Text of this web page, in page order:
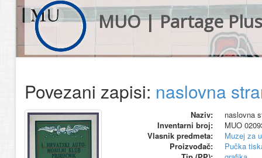
MUO | Partage Plus
Povezani zapisi: naslovna
Naziv:
naslovna
Inventarni broj:
MUO
Vlasnik predmeta:
Muzej za
Proizvođač:
Pučka